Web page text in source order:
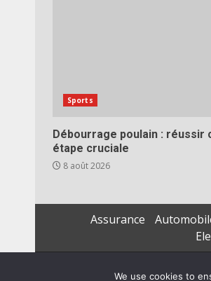
Sports
Débourrage poulain : réussir
étape cruciale
8 août 2026
Assurance
We use cookies to